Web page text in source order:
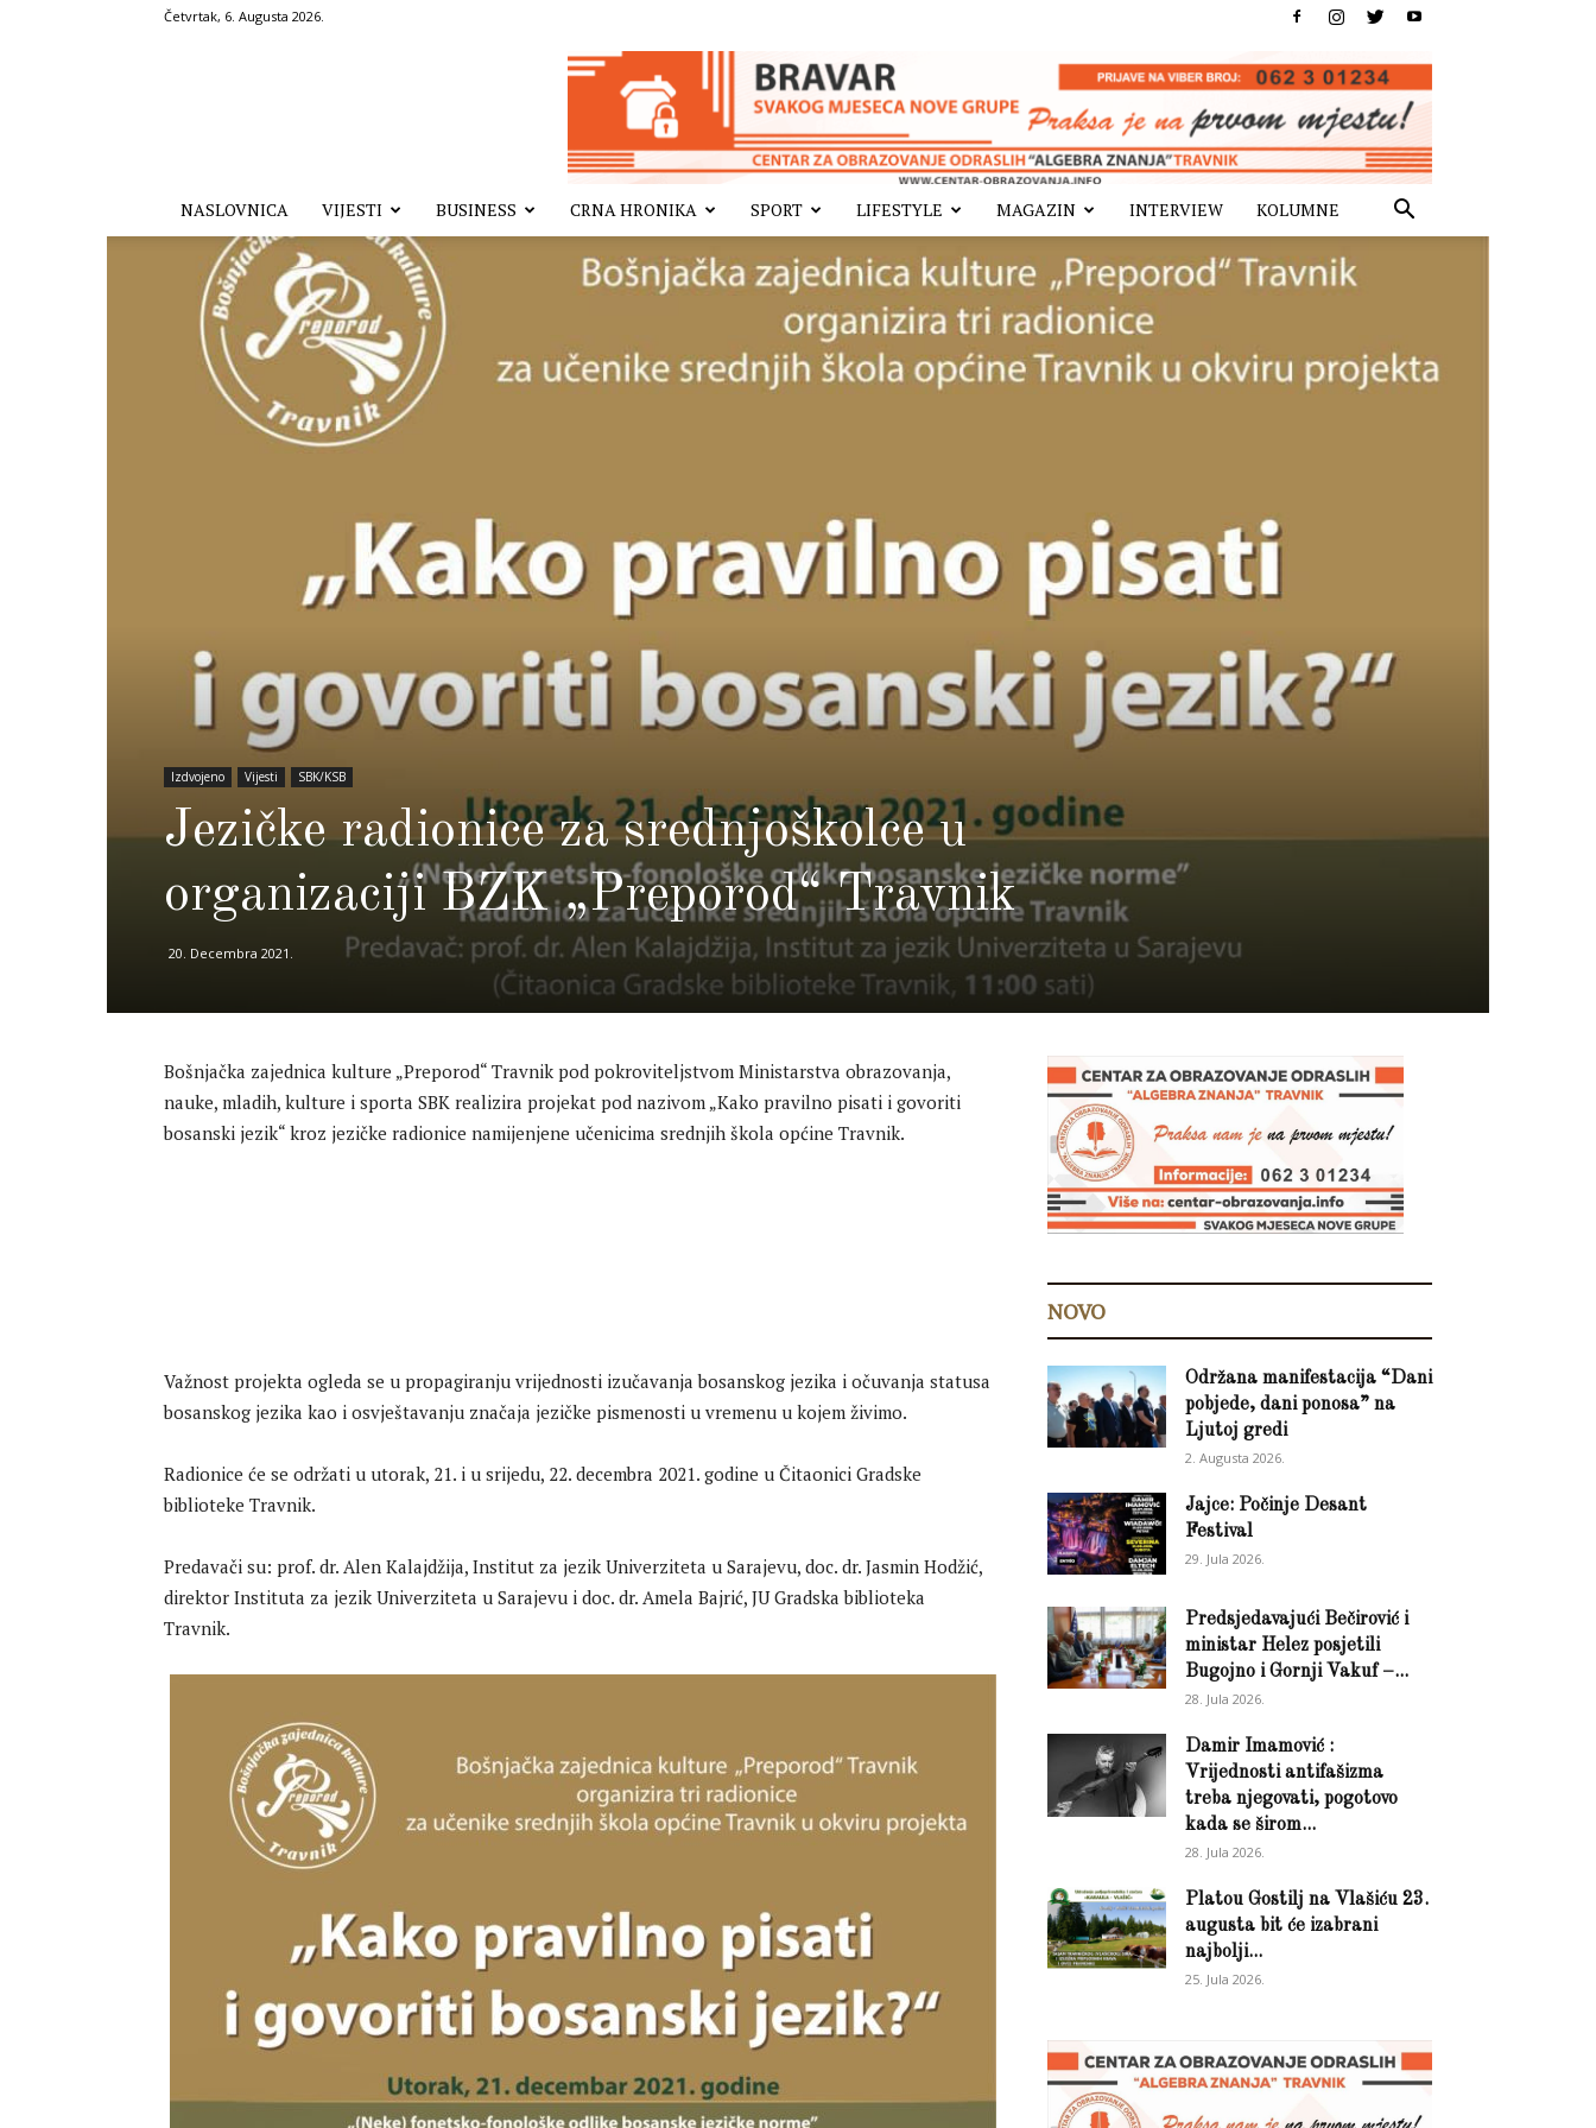
Četvrtak, 6. Augusta 2026.
NASLOVNICA VIJESTI BUSINESS CRNA HRONIKA SPORT LIFESTYLE MAGAZIN INTERVIEW KOLUMNE
Izdvojeno Vijesti SBK/KSB
Jezičke radionice za srednjoškolce u
organizaciji BZK „Preporod“ Travnik
20. Decembra 2021.
Bošnjačka zajednica kulture „Preporod“ Travnik pod pokroviteljstvom Ministarstva obrazovanja,
nauke, mladih, kulture i sporta SBK realizira projekat pod nazivom „Kako pravilno pisati i govoriti
bosanski jezik“ kroz jezičke radionice namijenjene učenicima srednjih škola općine Travnik.
Važnost projekta ogleda se u propagiranju vrijednosti izučavanja bosanskog jezika i očuvanja statusa
bosanskog jezika kao i osvještavanju značaja jezičke pismenosti u vremenu u kojem živimo.
Radionice će se održati u utorak, 21. i u srijedu, 22. decembra 2021. godine u Čitaonici Gradske
biblioteke Travnik.
Predavači su: prof. dr. Alen Kalajdžija, Institut za jezik Univerziteta u Sarajevu, doc. dr. Jasmin Hodžić,
direktor Instituta za jezik Univerziteta u Sarajevu i doc. dr. Amela Bajrić, JU Gradska biblioteka
Travnik.
NOVO
Održana manifestacija “Dani
pobjede, dani ponosa” na
Ljutoj gredi
2. Augusta 2026.
Jajce: Počinje Desant
Festival
29. Jula 2026.
Predsjedavajući Bečirović i
ministar Helez posjetili
Bugojno i Gornji Vakuf –...
28. Jula 2026.
Damir Imamović :
Vrijednosti antifašizma
treba njegovati, pogotovo
kada se širom...
28. Jula 2026.
Platou Gostilj na Vlašiću 23.
augusta bit će izabrani
najbolji...
25. Jula 2026.